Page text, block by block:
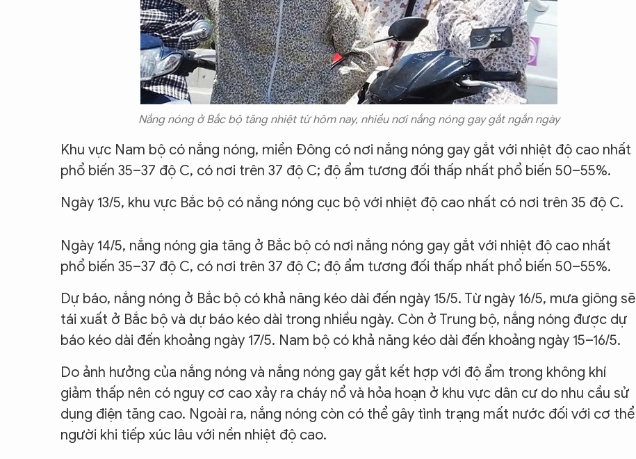
Nắng nóng ở Bắc bộ tăng nhiệt từ hôm nay, nhiều nơi nắng nóng gay gắt ngắn ngày
Khu vực Nam bộ có nắng nóng, miền Đông có nơi nắng nóng gay gắt với nhiệt độ cao nhất
phổ biến 35–37 độ C, có nơi trên 37 độ C; độ ẩm tương đối thấp nhất phổ biến 50–55%.
Ngày 13/5, khu vực Bắc bộ có nắng nóng cục bộ với nhiệt độ cao nhất có nơi trên 35 độ C.
Ngày 14/5, nắng nóng gia tăng ở Bắc bộ có nơi nắng nóng gay gắt với nhiệt độ cao nhất
phổ biến 35–37 độ C, có nơi trên 37 độ C; độ ẩm tương đối thấp nhất phổ biến 50–55%.
Dự báo, nắng nóng ở Bắc bộ có khả năng kéo dài đến ngày 15/5. Từ ngày 16/5, mưa giông sẽ
tái xuất ở Bắc bộ và dự báo kéo dài trong nhiều ngày. Còn ở Trung bộ, nắng nóng được dự
báo kéo dài đến khoảng ngày 17/5. Nam bộ có khả năng kéo dài đến khoảng ngày 15–16/5.
Do ảnh hưởng của nắng nóng và nắng nóng gay gắt kết hợp với độ ẩm trong không khí
giảm thấp nên có nguy cơ cao xảy ra cháy nổ và hỏa hoạn ở khu vực dân cư do nhu cầu sử
dụng điện tăng cao. Ngoài ra, nắng nóng còn có thể gây tình trạng mất nước đối với cơ thể
người khi tiếp xúc lâu với nền nhiệt độ cao.